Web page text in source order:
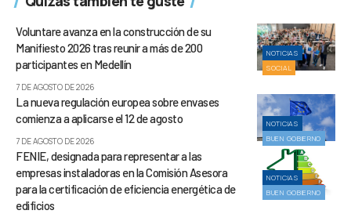
NOTICIAS
SOCIAL
Voluntare avanza en la construcción de su
Manifiesto 2026 tras reunir a más de 200
participantes en Medellín
7 DE AGOSTO DE 2026
NOTICIAS
BUEN GOBIERNO
La nueva regulación europea sobre envases
comienza a aplicarse el 12 de agosto
7 DE AGOSTO DE 2026
NOTICIAS
BUEN GOBIERNO
FENIE, designada para representar a las
empresas instaladoras en la Comisión Asesora
para la certificación de eficiencia energética de
edificios